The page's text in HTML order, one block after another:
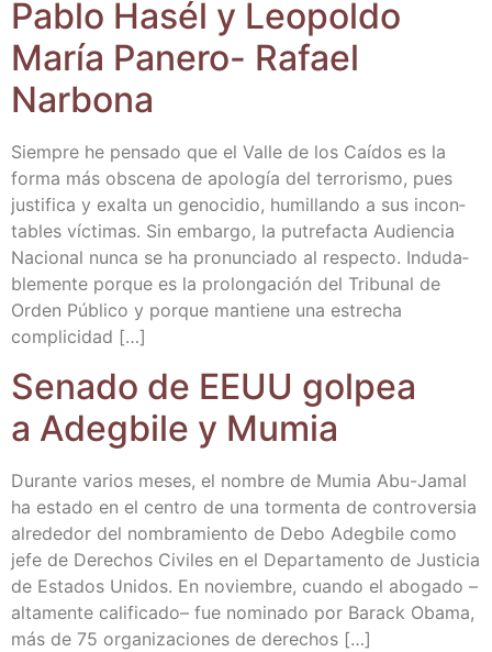
Pablo Hasél y Leo­pol­do
María Pane­ro- Rafael
Narbona
Siem­pre he pen­sa­do que el Valle de los Caí­dos es la
for­ma más obs­ce­na de apo­lo­gía del terro­ris­mo, pues
jus­ti­fi­ca y exal­ta un geno­ci­dio, humi­llan­do a sus incon­
ta­bles víc­ti­mas. Sin embar­go, la putre­fac­ta Audien­cia
Nacio­nal nun­ca se ha pro­nun­cia­do al res­pec­to. Indu­da­
ble­men­te por­que es la pro­lon­ga­ción del Tri­bu­nal de
Orden Públi­co y por­que man­tie­ne una estre­cha
complicidad […]
Sena­do de EEUU gol­pea
a Adeg­bi­le y Mumia
Duran­te varios meses, el nom­bre de Mumia Abu-Jamal
ha esta­do en el cen­tro de una tor­men­ta de con­tro­ver­sia
alre­de­dor del nom­bra­mien­to de Debo Adeg­bi­le como
jefe de Dere­chos Civi­les en el Depar­ta­men­to de Jus­ti­cia
de Esta­dos Uni­dos. En noviem­bre, cuan­do el abo­ga­do –
alta­men­te cali­fi­ca­do– fue nomi­na­do por Barack Oba­ma,
más de 75 orga­ni­za­cio­nes de derechos […]